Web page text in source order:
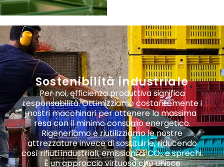
Sostenibilità industriale
Per noi, efficienza produttiva significa
responsabilità. Ottimizziamo costantemente i
nostri macchinari per ottenere la massima
resa con il minimo consumo energetico.
Rigeneriamo e riutilizziamo le nostre
attrezzature invece di sostituirle, riducendo
così rifiuti industriali, emissioni di CO₂ e sprechi.
È un approccio virtuoso che unisce